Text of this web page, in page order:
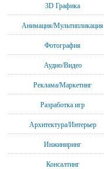
3D Графика
Анимация/Мультипликация
Фотография
Аудио/Видео
Реклама/Маркетинг
Разработка игр
Архитектура/Интерьер
Инжиниринг
Консалтинг